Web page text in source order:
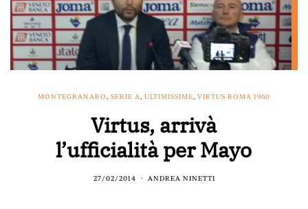
MONTEGRANARO, SERIE A, ULTIMISSIME, VIRTUS ROMA 1960
Virtus, arrivà
l’ufficialità per Mayo
27/02/2014 ANDREA NINETTI